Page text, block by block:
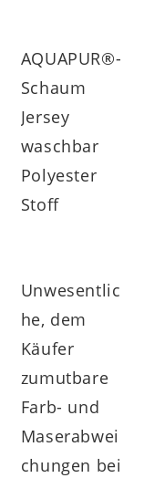
lieferbar
AQUAPUR®-
Schaum
Jersey
waschbar
Polyester
Stoff
Unwesentlic
he, dem
Käufer
zumutbare
Farb- und
Maserabwei
chungen bei